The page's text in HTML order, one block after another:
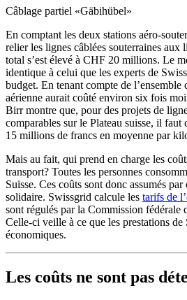
Câblage partiel «Gäbihübel»
En comptant les deux stations aéro-
relier les lignes câblées souterraines aux
total s’est élevé à CHF 20 millions. Le
identique à celui que les experts de
budget. En tenant compte de
aérienne aurait coûté environ six fois
Birr montre que, pour des projets de
comparables sur le Plateau suisse, il
15 millions de francs en moyenne par
Mais au fait, qui prend en charge les
transport? Toutes les personnes
Suisse. Ces coûts sont donc assumés
solidaire. Swissgrid calcule les tarifs de
sont régulés par la Commission fédérale
Celle-ci veille à ce que les prestations
économiques.
Les coûts ne sont pas